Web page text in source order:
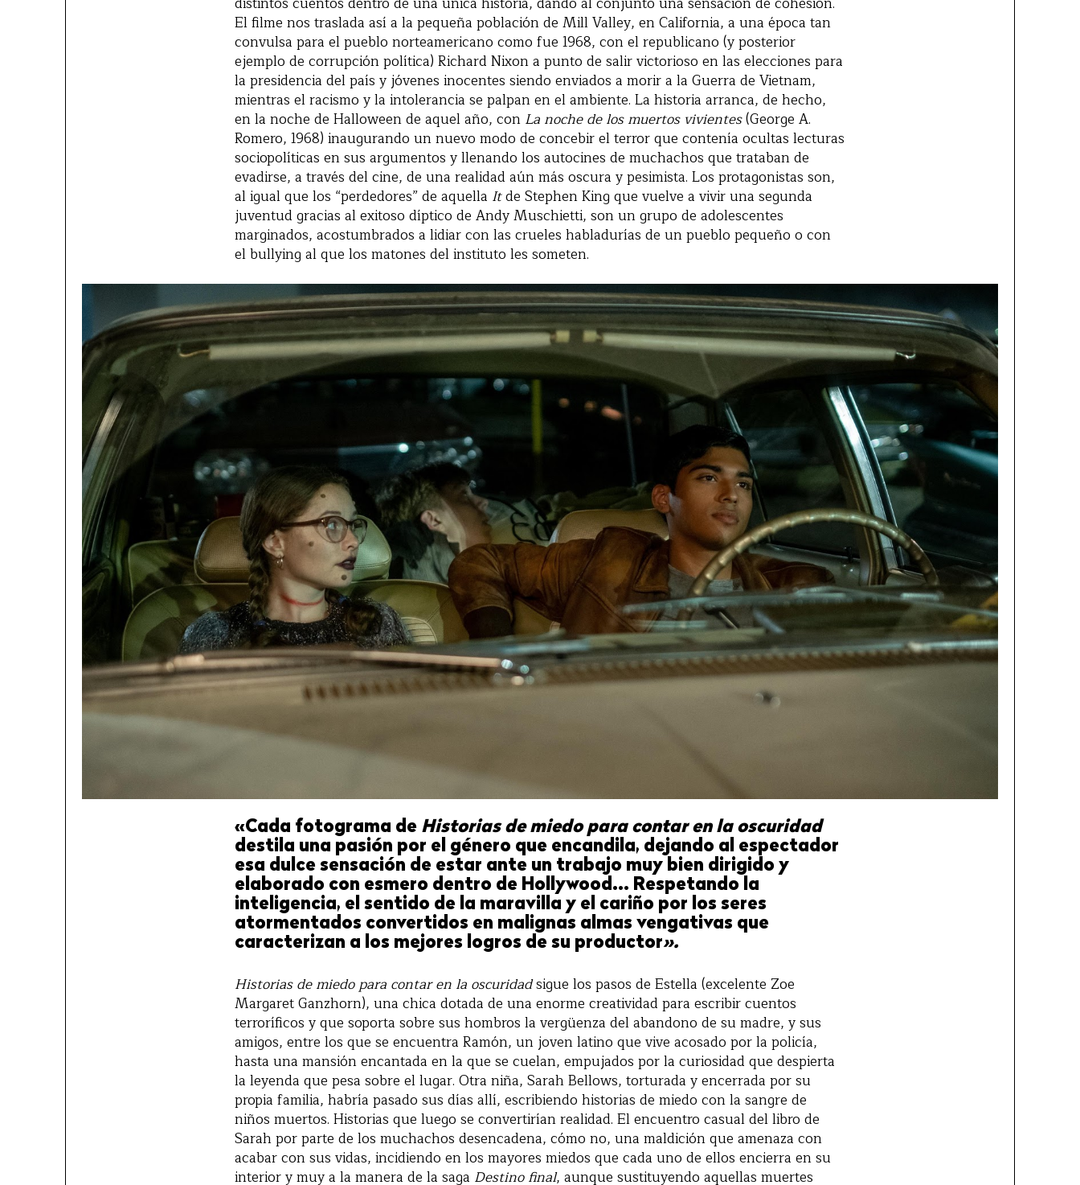
El filme nos traslada así a la pequeña población de Mill Valley, en California, a una época tan
convulsa para el pueblo norteamericano como fue 1968, con el republicano (y posterior
ejemplo de corrupción política) Richard Nixon a punto de salir victorioso en las elecciones para
la presidencia del país y jóvenes inocentes siendo enviados a morir a la Guerra de Vietnam,
mientras el racismo y la intolerancia se palpan en el ambiente. La historia arranca, de hecho,
en la noche de Halloween de aquel año, con La noche de los muertos vivientes(George A.
Romero, 1968) inaugurando un nuevo modo de concebir el terror que contenía ocultas lecturas
sociopolíticas en sus argumentos y llenando los autocines de muchachos que trataban de
evadirse, a través del cine, de una realidad aún más oscura y pesimista. Los protagonistas son,
al igual que los “perdedores” de aquella Itde Stephen King que vuelve a vivir una segunda
juventud gracias al exitoso díptico de Andy Muschietti, son un grupo de adolescentes
marginados, acostumbrados a lidiar con las crueles habladurías de un pueblo pequeño o con
el bullying al que los matones del instituto les someten.
«Cada fotograma de Historias de miedo para contar en la oscuridad
destila una pasión por el género que encandila, dejando al espectador
esa dulce sensación de estar ante un trabajo muy bien dirigido y
elaborado con esmero dentro de Hollywood... Respetando la
inteligencia, el sentido de la maravilla y el cariño por los seres
atormentados convertidos en malignas almas vengativas que
caracterizan a los mejores logros de su productor».
Historias de miedo para contar en la oscuridadsigue los pasos de Estella (excelente Zoe
Margaret Ganzhorn), una chica dotada de una enorme creatividad para escribir cuentos
terroríficos y que soporta sobre sus hombros la vergüenza del abandono de su madre, y sus
amigos, entre los que se encuentra Ramón, un joven latino que vive acosado por la policía,
hasta una mansión encantada en la que se cuelan, empujados por la curiosidad que despierta
la leyenda que pesa sobre el lugar. Otra niña, Sarah Bellows, torturada y encerrada por su
propia familia, habría pasado sus días allí, escribiendo historias de miedo con la sangre de
niños muertos. Historias que luego se convertirían realidad. El encuentro casual del libro de
Sarah por parte de los muchachos desencadena, cómo no, una maldición que amenaza con
acabar con sus vidas, incidiendo en los mayores miedos que cada uno de ellos encierra en su
interior y muy a la manera de la saga Destino final, aunque sustituyendo aquellas muertes